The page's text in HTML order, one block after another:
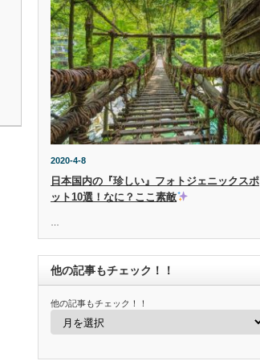
2020-4-8
日本国内の『珍しい』フォトジェニックスポ
ット10選！なに？ここ素敵
他の記事もチェック！！
他の記事もチェック！！